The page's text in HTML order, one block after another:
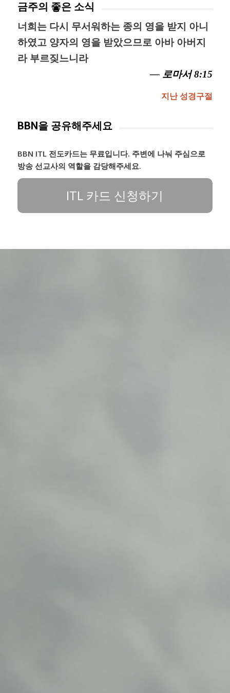
금주의 좋은 소식
너희는 다시 무서워하는 종의 영을 받지 아니
하였고 양자의 영을 받았으므로 아바 아버지
라 부르짖느니라
— 로마서 8:15
지난 성경구절
BBN을 공유해주세요
BBN ITL 전도카드는 무료입니다. 주변에 나눠 주심으로
방송 선교사의 역할을 감당해주세요.
ITL 카드 신청하기